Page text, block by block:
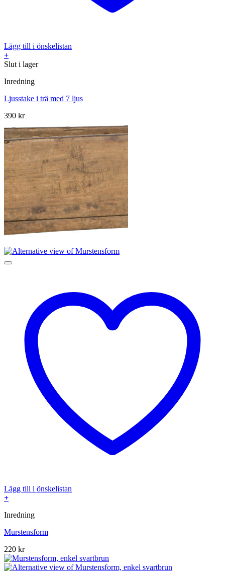
Lägg till i önskelistan
+
Slut i lager
Inredning
Ljusstake i trä med 7 ljus
390 kr
Lägg till i önskelistan
+
Inredning
Murstensform
220 kr